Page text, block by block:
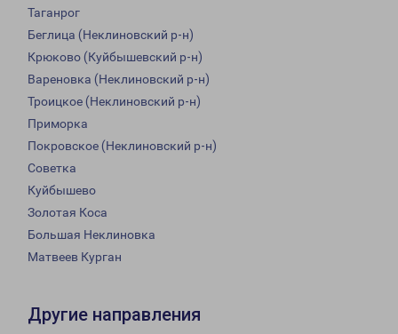
Таганрог
Беглица (Неклиновский р-н)
Крюково (Куйбышевский р-н)
Вареновка (Неклиновский р-н)
Троицкое (Неклиновский р-н)
Приморка
Покровское (Неклиновский р-н)
Советка
Куйбышево
Золотая Коса
Большая Неклиновка
Матвеев Курган
Другие направления